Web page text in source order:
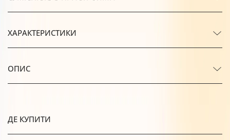
ХАРАКТЕРИСТИКИ
ОПИС
ДЕ КУПИТИ